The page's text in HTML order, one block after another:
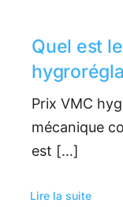
Quel est
Prix VMC
mécanique
est […]
Lire la suite